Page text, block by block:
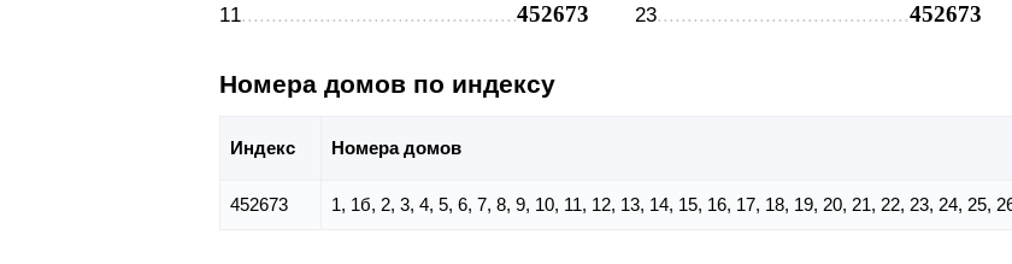
11 452673 23 452673
Номера домов по индексу
Индекс Номера домов
452673 1, 1б, 2, 3, 4, 5, 6, 7, 8, 9, 10, 11, 12, 13, 14, 15, 16, 17, 18, 19, 20, 21, 22, 23, 24, 25,